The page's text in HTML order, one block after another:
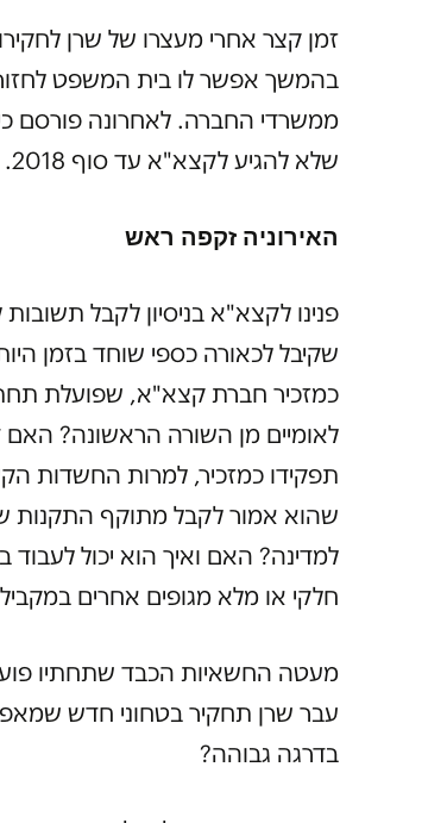
זמן קצר אחרי מעצרו של שרן
בהמשך אפשר לו בית המשפט
ממשרדי החברה. לאחרונה פורסם
שלא להגיע לקצא"א עד סוף 2018.
האירוניה זקפה ראש
פנינו לקצא"א בניסיון לקבל
שקיבל לכאורה כספי שוחד בזמן
כמזכיר חברת קצא"א, שפועלת
לאומיים מן השורה הראשונה? האם
תפקידו כמזכיר, למרות החשדות
שהוא אמור לקבל מתוקף התקנות
למדינה? האם ואיך הוא יכול
חלקי או מלא מגופים אחרים
מעטה החשאיות הכבד שתחתיו
עבר שרן תחקיר בטחוני חדש
בדרגה גבוהה?